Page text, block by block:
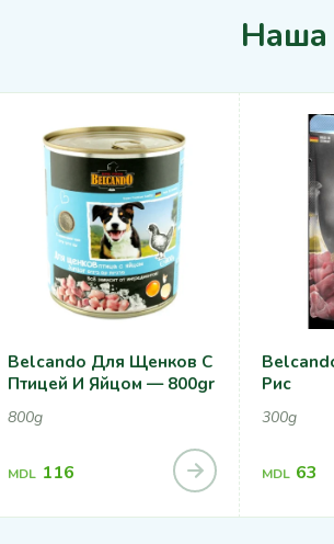
Наша
Belcando Для Щенков С
Птицей И Яйцом — 800gr
800g
MDL 116
Рис
300g
MDL 63